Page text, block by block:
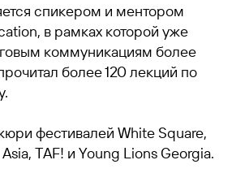
спикером и ментором
в рамках которой уже
коммуникациям более
более 120 лекций по
фестивалей White Square,
TAF! и Young Lions Georgia.